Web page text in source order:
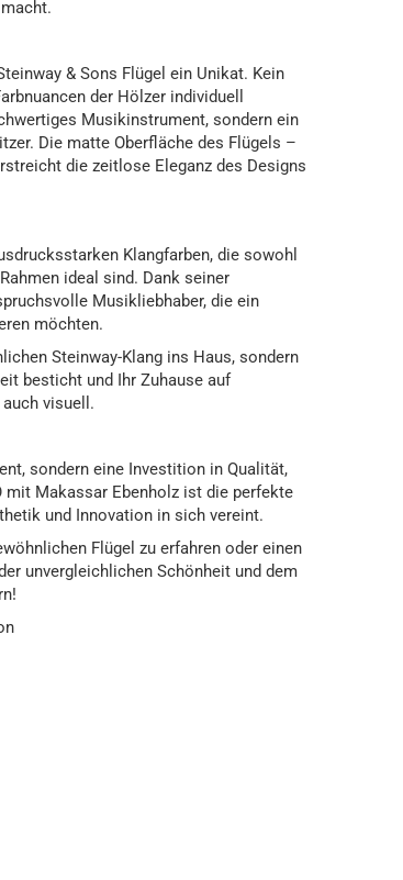
& Sons Flügel ein Unikat. Kein
der Hölzer individuell
Musikinstrument, sondern ein
Die matte Oberfläche des Flügels –
die zeitlose Eleganz des Designs
Klangfarben, die sowohl
ideal sind. Dank seiner
Musikliebhaber, die ein
möchten.
Steinway-Klang ins Haus, sondern
besticht und Ihr Zuhause auf
visuell.
sondern eine Investition in Qualität,
Makassar Ebenholz ist die perfekte
und Innovation in sich vereint.
Flügel zu erfahren oder einen
unvergleichlichen Schönheit und dem